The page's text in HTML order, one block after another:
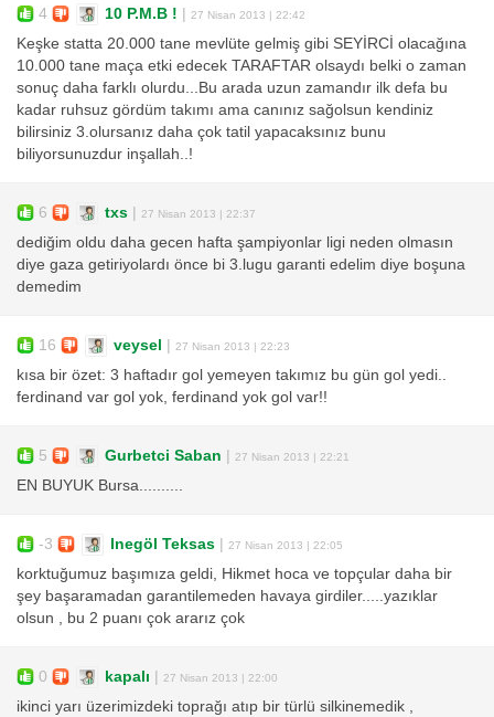
4 10 P.M.B ! | 27 Nisan 2013 | 22:42
Keşke statta 20.000 tane mevlüte gelmiş gibi SEYİRCİ olacağına
10.000 tane maça etki edecek TARAFTAR olsaydı belki o zaman
sonuç daha farklı olurdu...Bu arada uzun zamandır ilk defa bu
kadar ruhsuz gördüm takımı ama canınız sağolsun kendiniz
bilirsiniz 3.olursanız daha çok tatil yapacaksınız bunu
biliyorsunuzdur inşallah..!
6 txs | 27 Nisan 2013 | 22:37
dediğim oldu daha gecen hafta şampiyonlar ligi neden olmasın
diye gaza getiriyolardı önce bi 3.lugu garanti edelim diye boşuna
demedim
16 veysel | 27 Nisan 2013 | 22:23
kısa bir özet: 3 haftadır gol yemeyen takımız bu gün gol yedi..
ferdinand var gol yok, ferdinand yok gol var!!
5 Gurbetci Saban | 27 Nisan 2013 | 22:21
EN BUYUK Bursa..........
-3 Inegöl Teksas | 27 Nisan 2013 | 22:05
korktuğumuz başımıza geldi, Hikmet hoca ve topçular daha bir
şey başaramadan garantilemeden havaya girdiler.....yazıklar
olsun , bu 2 puanı çok ararız çok
0 kapalı | 27 Nisan 2013 | 22:00
ikinci yarı üzerimizdeki toprağı atıp bir türlü silkinemedik ,